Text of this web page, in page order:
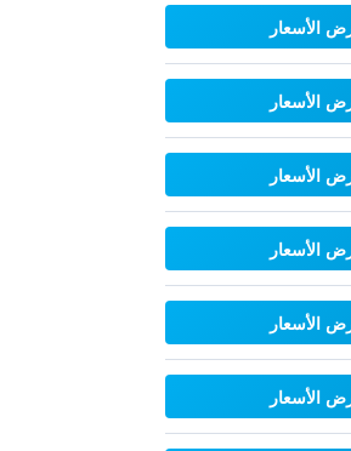
الأسعار
الأسعار
الأسعار
الأسعار
الأسعار
الأسعار